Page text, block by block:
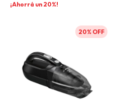
20
20